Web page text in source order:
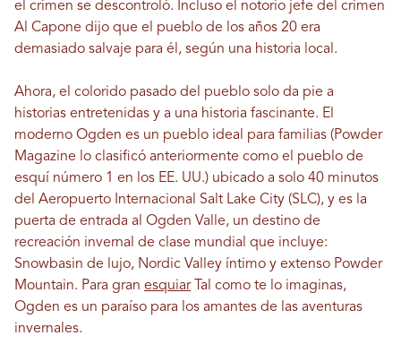
el crimen se descontroló. Incluso el notorio jefe del crimen
Al Capone dijo que el pueblo de los años 20 era
demasiado salvaje para él, según una historia local.
Ahora, el colorido pasado del pueblo solo da pie a
historias entretenidas y a una historia fascinante. El
moderno Ogden es un pueblo ideal para familias (Powder
Magazine lo clasificó anteriormente como el pueblo de
esquí número 1 en los EE. UU.) ubicado a solo 40 minutos
del Aeropuerto Internacional Salt Lake City (SLC), y es la
puerta de entrada al Ogden Valle, un destino de
recreación invernal de clase mundial que incluye:
Snowbasin de lujo, Nordic Valley íntimo y extenso Powder
Mountain. Para gran esquiarTal como te lo imaginas,
Ogden es un paraíso para los amantes de las aventuras
invernales.